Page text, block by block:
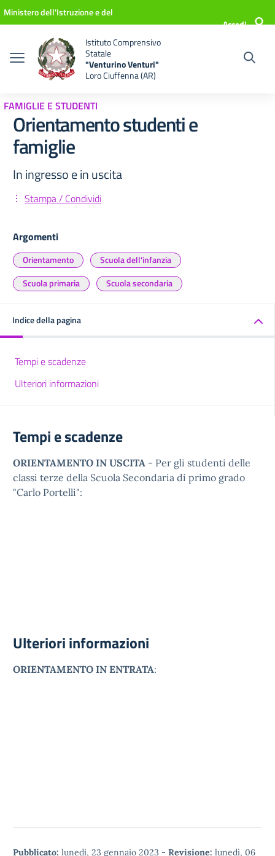
Vai ai contenuti
Vai al menu di navigazione
Vai al footer
Ministero dell'Istruzione e del
Accedi
Istituto Comprensivo
Statale
"Venturino Venturi"
Loro Ciuffenna (AR)
FAMIGLIE E STUDENTI
Orientamento studenti e
famiglie
In ingresso e in uscita
Stampa / Condividi
Argomenti
Orientamento
Scuola dell'infanzia
Scuola primaria
Scuola secondaria
Indice della pagina
Tempi e scadenze
Ulteriori informazioni
Tempi e scadenze
ORIENTAMENTO IN USCITA - Per gli studenti delle
classi terze della Scuola Secondaria di primo grado
"Carlo Portelli":
Ulteriori informazioni
ORIENTAMENTO IN ENTRATA:
Pubblicato: lunedì, 23 gennaio 2023 - Revisione: lunedì, 06